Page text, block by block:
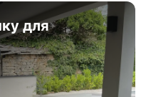
для